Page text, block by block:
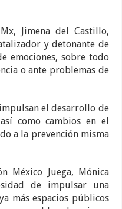
Jimena del Castillo,
y detonante de
emociones, sobre todo
o ante problemas de
el desarrollo de
como cambios en el
a la prevención misma
México Juega, Mónica
de impulsar una
más espacios públicos